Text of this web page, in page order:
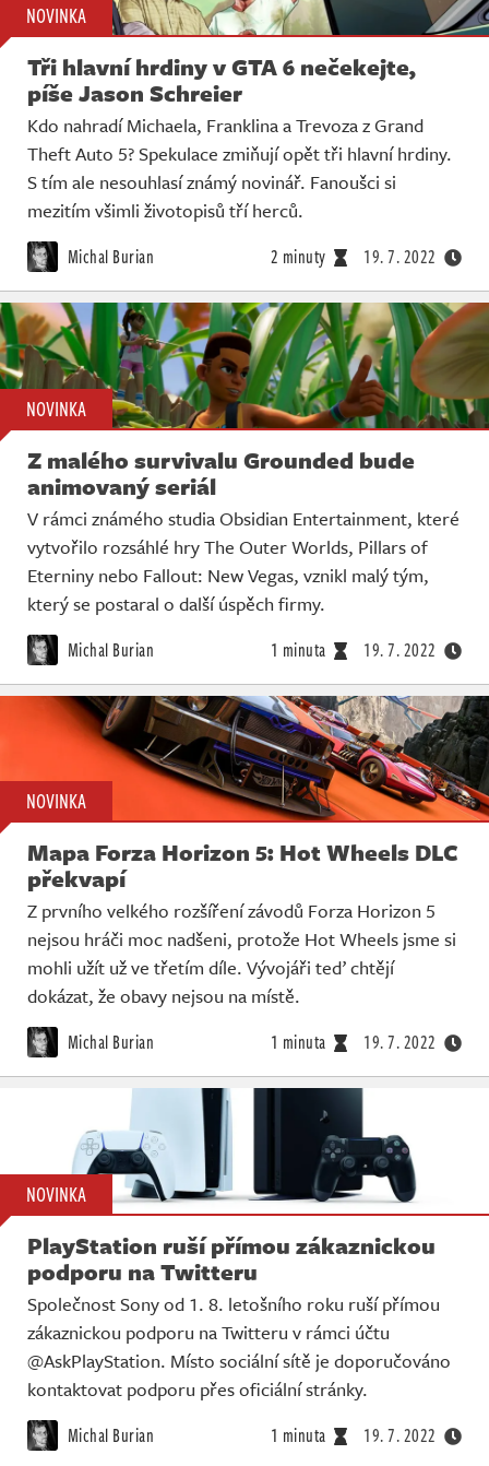
NOVINKA
Tři hlavní hrdiny v GTA 6 nečekejte,
píše Jason Schreier
Kdo nahradí Michaela, Franklina a Trevoza z Grand
Theft Auto 5? Spekulace zmiňují opět tři hlavní hrdiny.
S tím ale nesouhlasí známý novinář. Fanoušci si
mezitím všimli životopisů tří herců.
Michal Burian 2 minuty 19. 7. 2022
NOVINKA
Z malého survivalu Grounded bude
animovaný seriál
V rámci známého studia Obsidian Entertainment, které
vytvořilo rozsáhlé hry The Outer Worlds, Pillars of
Eterniny nebo Fallout: New Vegas, vznikl malý tým,
který se postaral o další úspěch firmy.
Michal Burian 1 minuta 19. 7. 2022
NOVINKA
Mapa Forza Horizon 5: Hot Wheels DLC
překvapí
Z prvního velkého rozšíření závodů Forza Horizon 5
nejsou hráči moc nadšeni, protože Hot Wheels jsme si
mohli užít už ve třetím díle. Vývojáři teď chtějí
dokázat, že obavy nejsou na místě.
Michal Burian 1 minuta 19. 7. 2022
NOVINKA
PlayStation ruší přímou zákaznickou
podporu na Twitteru
Společnost Sony od 1. 8. letošního roku ruší přímou
zákaznickou podporu na Twitteru v rámci účtu
@AskPlayStation. Místo sociální sítě je doporučováno
kontaktovat podporu přes oficiální stránky.
Michal Burian 1 minuta 19. 7. 2022